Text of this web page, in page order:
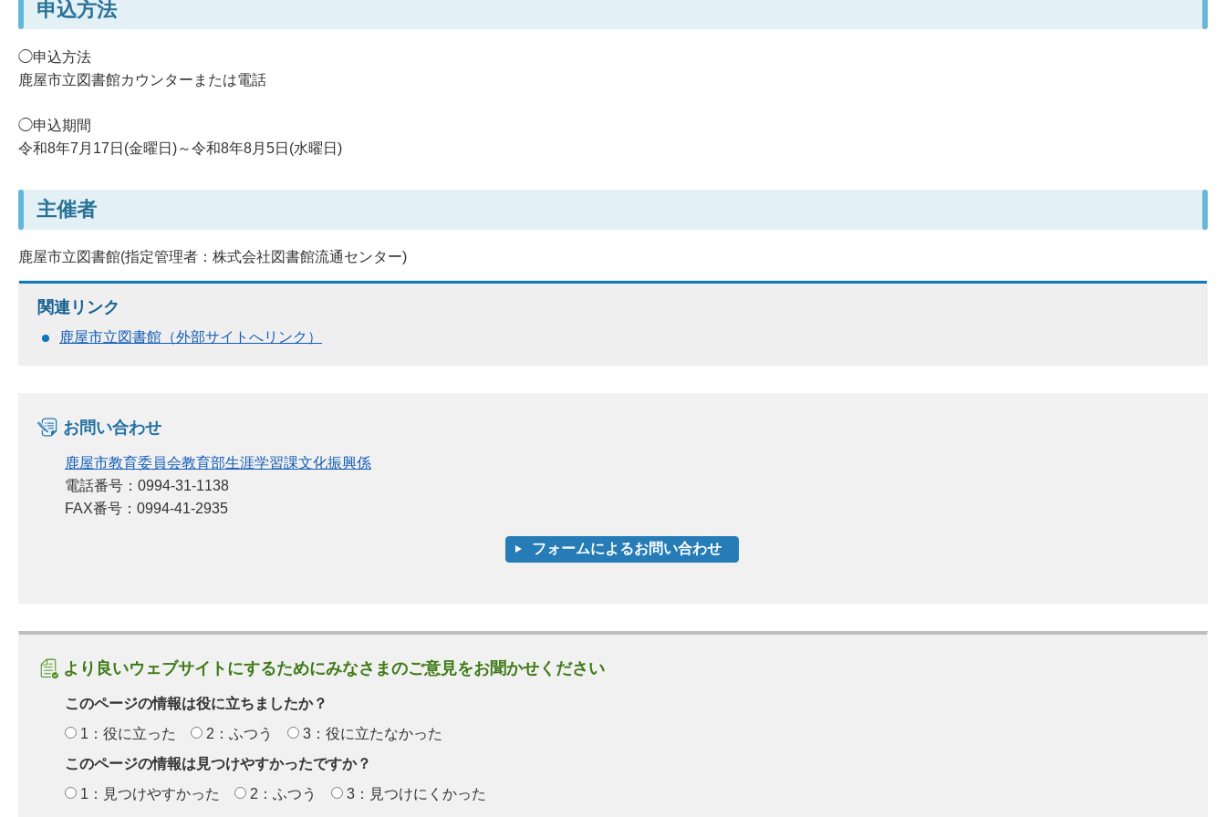
申込方法
◯申込方法
鹿屋市立図書館カウンターまたは電話
◯申込期間
令和8年7月17日(金曜日)～令和8年8月5日(水曜日)
主催者
鹿屋市立図書館(指定管理者：株式会社図書館流通センター)
関連リンク
鹿屋市立図書館（外部サイトへリンク）
お問い合わせ
鹿屋市教育委員会教育部生涯学習課文化振興係
電話番号：0994-31-1138
FAX番号：0994-41-2935
より良いウェブサイトにするためにみなさまのご意見をお聞かせください
このページの情報は役に立ちましたか？
1：役に立った
2：ふつう
3：役に立たなかった
このページの情報は見つけやすかったですか？
1：見つけやすかった
2：ふつう 3：見つけにくかった